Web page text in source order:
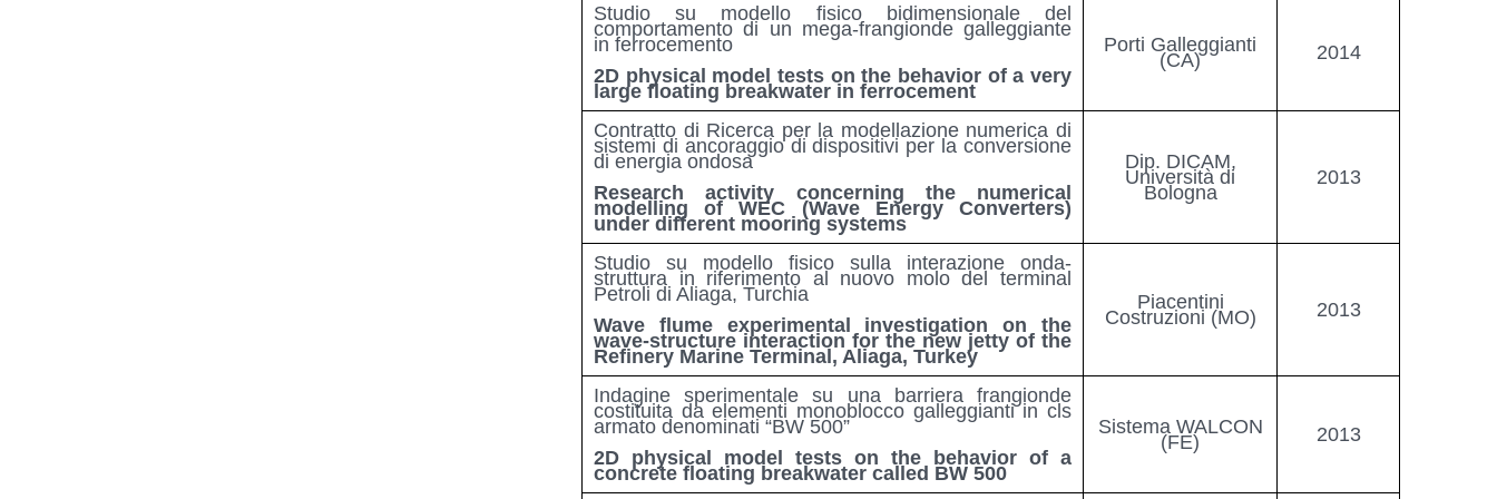
Studio su modello fisico bidimensionale del
comportamento di un mega-frangionde galleggiante
in ferrocemento
2D physical model tests on the behavior of a very
large floating breakwater in ferrocement
Porti Galleggianti
(CA) 2014
Contratto di Ricerca per la modellazione numerica di
sistemi di ancoraggio di dispositivi per la conversione
di energia ondosa
Research activity concerning the numerical
modelling of WEC (Wave Energy Converters)
under different mooring systems
Dip. DICAM,
Università di
Bologna
2013
Studio su modello fisico sulla interazione onda-
struttura in riferimento al nuovo molo del terminal
Petroli di Aliaga, Turchia
Wave flume experimental investigation on the
wave-structure interaction for the new jetty of the
Refinery Marine Terminal, Aliaga, Turkey
Piacentini
Costruzioni (MO) 2013
Indagine sperimentale su una barriera frangionde
costituita da elementi monoblocco galleggianti in cls
armato denominati “BW 500”
2D physical model tests on the behavior of a
concrete floating breakwater called BW 500
Sistema WALCON
(FE) 2013